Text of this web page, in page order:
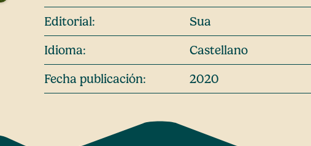
Editorial:
Sua
Idioma:
Castellano
Fecha publicación:
2020